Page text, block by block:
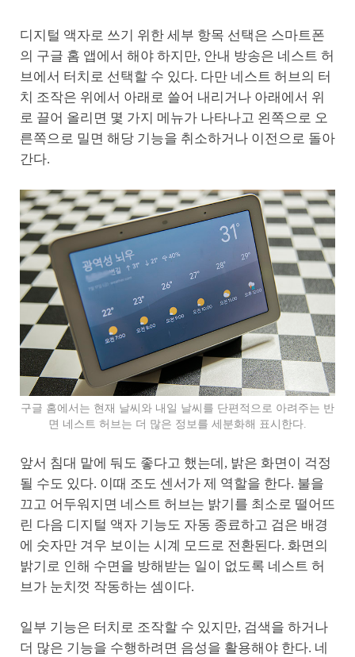
디지털 액자로 쓰기 위한 세부 항목 선택은 스마트폰
의 구글 홈 앱에서 해야 하지만, 안내 방송은 네스트 허
브에서 터치로 선택할 수 있다. 다만 네스트 허브의 터
치 조작은 위에서 아래로 쓸어 내리거나 아래에서 위
로 끌어 올리면 몇 가지 메뉴가 나타나고 왼쪽으로 오
른쪽으로 밀면 해당 기능을 취소하거나 이전으로 돌아
간다.
구글 홈에서는 현재 날씨와 내일 날씨를 단편적으로 아려주는 반
면 네스트 허브는 더 많은 정보를 세분화해 표시한다.
앞서 침대 맡에 둬도 좋다고 했는데, 밝은 화면이 걱정
될 수도 있다. 이때 조도 센서가 제 역할을 한다. 불을
끄고 어두워지면 네스트 허브는 밝기를 최소로 떨어뜨
린 다음 디지털 액자 기능도 자동 종료하고 검은 배경
에 숫자만 겨우 보이는 시계 모드로 전환된다. 화면의
밝기로 인해 수면을 방해받는 일이 없도록 네스트 허
브가 눈치껏 작동하는 셈이다.
일부 기능은 터치로 조작할 수 있지만, 검색을 하거나
더 많은 기능을 수행하려면 음성을 활용해야 한다. 네